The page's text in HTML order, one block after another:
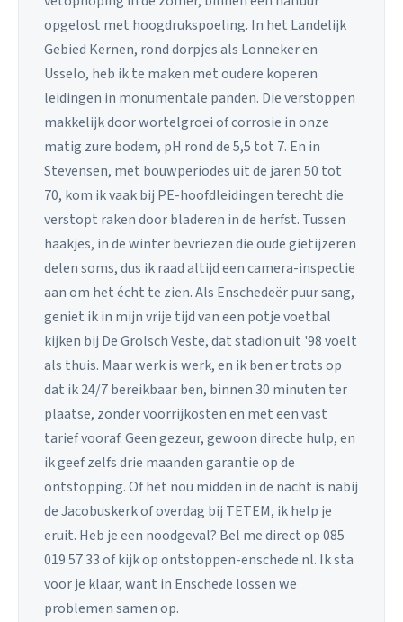
opgelost met hoogdrukspoeling. In het Landelijk
Gebied Kernen, rond dorpjes als Lonneker en
Usselo, heb ik te maken met oudere koperen
leidingen in monumentale panden. Die verstoppen
makkelijk door wortelgroei of corrosie in onze
matig zure bodem, pH rond de 5,5 tot 7. En in
Stevensen, met bouwperiodes uit de jaren 50 tot
70, kom ik vaak bij PE-hoofdleidingen terecht die
verstopt raken door bladeren in de herfst. Tussen
haakjes, in de winter bevriezen die oude gietijzeren
delen soms, dus ik raad altijd een camera-inspectie
aan om het écht te zien. Als Enschedeër puur sang,
geniet ik in mijn vrije tijd van een potje voetbal
kijken bij De Grolsch Veste, dat stadion uit '98 voelt
als thuis. Maar werk is werk, en ik ben er trots op
dat ik 24/7 bereikbaar ben, binnen 30 minuten ter
plaatse, zonder voorrijkosten en met een vast
tarief vooraf. Geen gezeur, gewoon directe hulp, en
ik geef zelfs drie maanden garantie op de
ontstopping. Of het nou midden in de nacht is nabij
de Jacobuskerk of overdag bij TETEM, ik help je
eruit. Heb je een noodgeval? Bel me direct op 085
019 57 33 of kijk op ontstoppen-enschede.nl. Ik sta
voor je klaar, want in Enschede lossen we
problemen samen op.